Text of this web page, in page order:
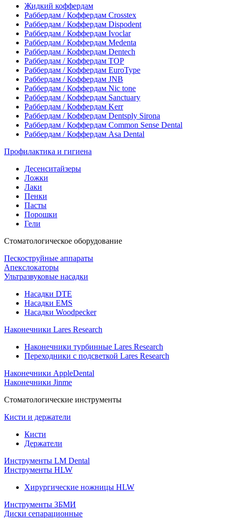
Жидкий коффердам
Раббердам / Коффердам Crosstex
Раббердам / Коффердам Dispodent
Раббердам / Коффердам Ivoclar
Раббердам / Коффердам Medenta
Раббердам / Коффердам Dentech
Раббердам / Коффердам ТОР
Раббердам / Коффердам EuroType
Раббердам / Коффердам JNB
Раббердам / Коффердам Nic tone
Раббердам / Коффердам Sanctuary
Раббердам / Коффердам Kerr
Раббердам / Коффердам Dentsply Sirona
Раббердам / Коффердам Common Sense Dental
Раббердам / Коффердам Asa Dental
Профилактика и гигиена
Десенситайзеры
Ложки
Лаки
Пенки
Пасты
Порошки
Гели
Стоматологическое оборудование
Пескоструйные аппараты
Апекслокаторы
Ультразвуковые насадки
Насадки DTE
Насадки EMS
Насадки Woodpecker
Наконечники Lares Research
Наконечники турбинные Lares Research
Переходники с подсветкой Lares Research
Наконечники AppleDental
Наконечники Jinme
Стоматологические инструменты
Кисти и держатели
Кисти
Держатели
Инструменты LM Dental
Инструменты HLW
Хирургические ножницы HLW
Инструменты ЗБМИ
Диски сепарационные